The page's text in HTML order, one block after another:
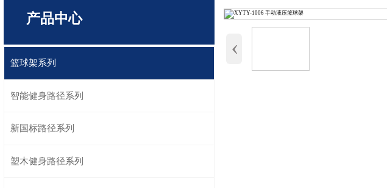
产品中心
篮球架系列
智能健身路径系列
新国标路径系列
塑木健身路径系列
‹